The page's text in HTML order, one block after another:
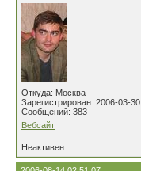
Откуда: Москва
Зарегистрирован: 2006-03-30
Сообщений: 383
Вебсайт
Неактивен